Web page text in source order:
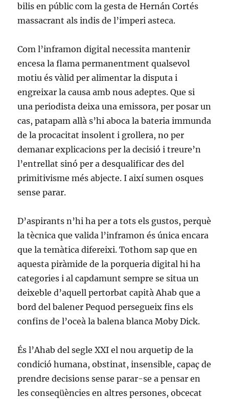
bilis en públic com la gesta de Hernán Cortés
massacrant als indis de l’imperi asteca.
Com l’inframon digital necessita mantenir
encesa la flama permanentment qualsevol
motiu és vàlid per alimentar la disputa i
engreixar la causa amb nous adeptes. Que si
una periodista deixa una emissora, per posar un
cas, patapam allà s’hi aboca la bateria immunda
de la procacitat insolent i grollera, no per
demanar explicacions per la decisió i treure’n
l’entrellat sinó per a desqualificar des del
primitivisme més abjecte. I així sumen osques
sense parar.
D’aspirants n’hi ha per a tots els gustos, perquè
la tècnica que valida l’inframon és única encara
que la temàtica difereixi. Tothom sap que en
aquesta piràmide de la porqueria digital hi ha
categories i al capdamunt sempre se situa un
deixeble d’aquell pertorbat capità Ahab que a
bord del balener Pequod persegueix fins els
confins de l’oceà la balena blanca Moby Dick.
És l’Ahab del segle XXI el nou arquetip de la
condició humana, obstinat, insensible, capaç de
prendre decisions sense parar-se a pensar en
les conseqüències en altres persones, obcecat